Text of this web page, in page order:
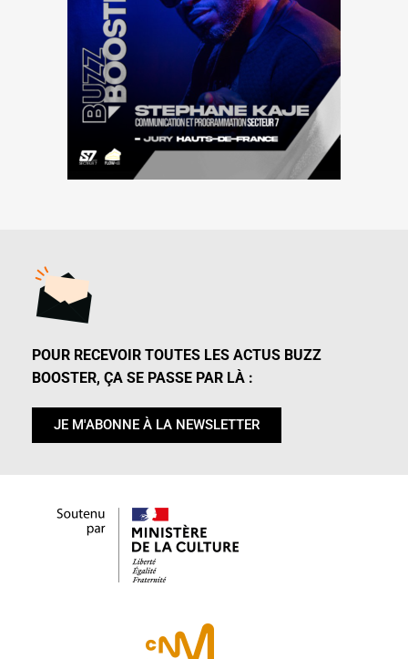
POUR RECEVOIR TOUTES LES ACTUS BUZZ
BOOSTER, ÇA SE PASSE PAR LÀ :
JE M'ABONNE À LA NEWSLETTER